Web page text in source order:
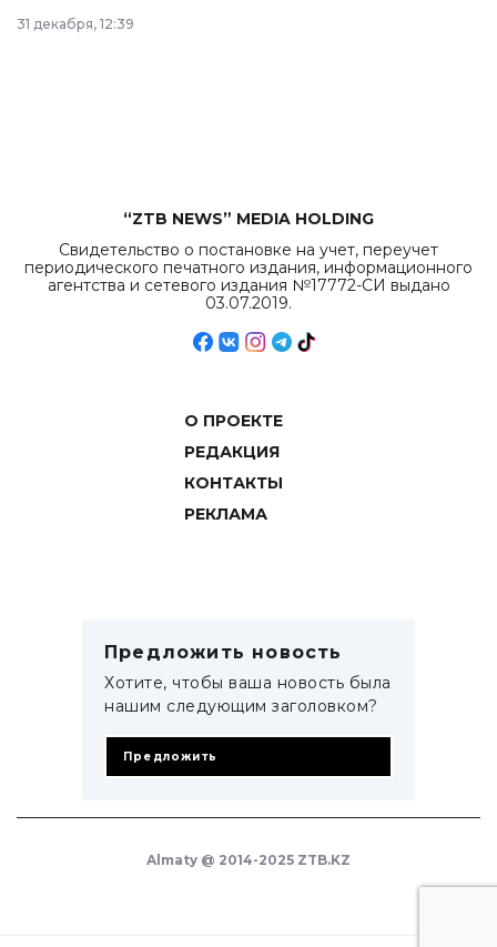
в Астане из
республиканского
31 декабря, 12:39
“ZTB NEWS” MEDIA HOLDING
Свидетельство о постановке на учет, переучет
периодического печатного издания, информационного
агентства и сетевого издания №17772-СИ выдано
03.07.2019.
О ПРОЕКТЕ
РЕДАКЦИЯ
КОНТАКТЫ
РЕКЛАМА
Предложить новость
Хотите, чтобы ваша новость была
нашим следующим заголовком?
Предложить
Almaty @ 2014-2025 ZTB.KZ